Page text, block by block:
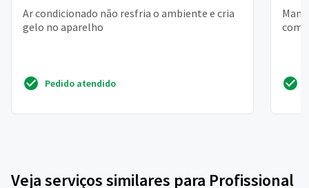
Ar condicionado não resfria o ambiente e cria
gelo no aparelho
Pedido atendido
Veja serviços similares para Profissional